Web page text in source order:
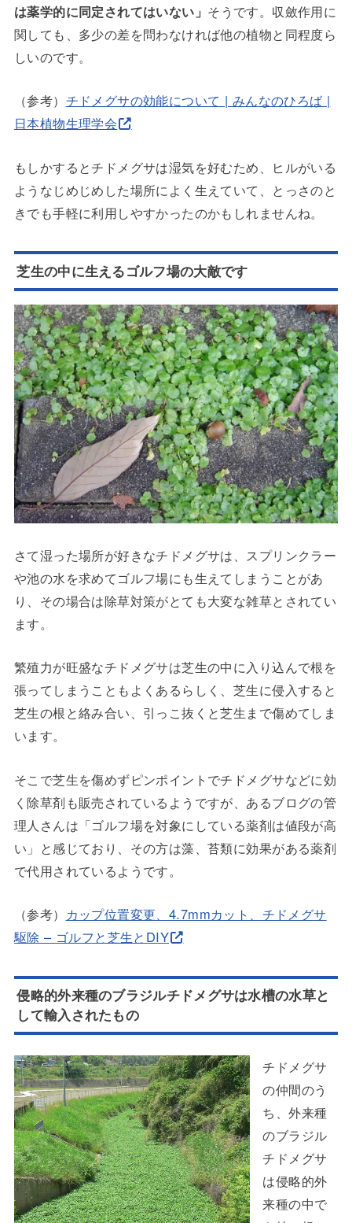
は薬学的に同定されてはいない」 そうです。収斂作用に
関しても、多少の差を問わなければ他の植物と同程度ら
しいのです。
（参考） チドメグサの効能について | みんなのひろば |
日本植物生理学会
もしかするとチドメグサは湿気を好むため、ヒルがいる
ようなじめじめした場所によく生えていて、とっさのと
きでも手軽に利用しやすかったのかもしれませんね。
芝生の中に生えるゴルフ場の大敵です
さて湿った場所が好きなチドメグサは、スプリンクラー
や池の水を求めてゴルフ場にも生えてしまうことがあ
り、その場合は除草対策がとても大変な雑草とされてい
ます。
繁殖力が旺盛なチドメグサは芝生の中に入り込んで根を
張ってしまうこともよくあるらしく、芝生に侵入すると
芝生の根と絡み合い、引っこ抜くと芝生まで傷めてしま
います。
そこで芝生を傷めずピンポイントでチドメグサなどに効
く除草剤も販売されているようですが、あるブログの管
理人さんは「ゴルフ場を対象にしている薬剤は値段が高
い」と感じており、その方は藻、苔類に効果がある薬剤
で代用されているようです。
（参考） カップ位置変更、4.7mmカット、チドメグサ
駆除 – ゴルフと芝生とDIY
侵略的外来種のブラジルチドメグサは水槽の水草と
して輸入されたもの
チドメグサ
の仲間のう
ち、外来種
のブラジル
チドメグサ
は侵略的外
来種の中で